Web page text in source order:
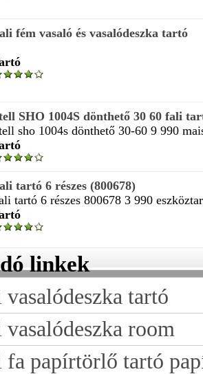
fém vasaló és vasalódeszka tartó
SHO 1004S dönthető 30 60 fali
sho 1004s dönthető 30-60 9 990
tartó 6 részes (800678)
tartó 6 részes 800678 3 990
linkek
vasalódeszka tartó
vasalódeszka room
fa papírtörlő tartó